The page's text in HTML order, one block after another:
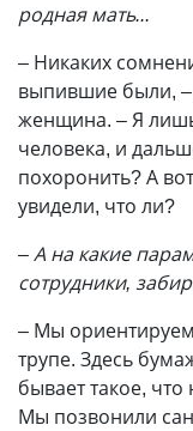
родная мать...
– Никаких
выпившие были, –
женщина. – Я лишь
человека, и
похоронить? А
увидели, что ли?
– А на какие
сотрудники,
– Мы
трупе. Здесь
бывает такое,
Мы позвонили